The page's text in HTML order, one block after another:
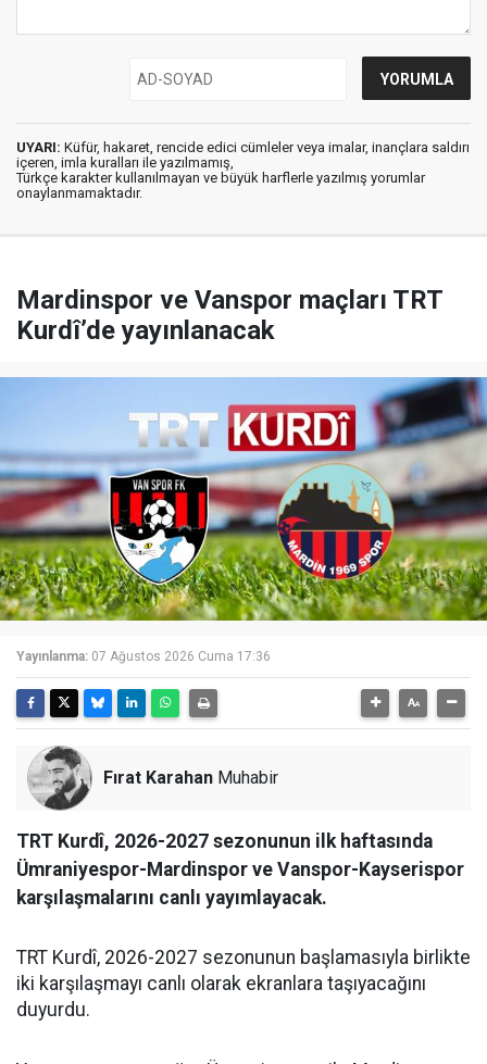
UYARI: Küfür, hakaret, rencide edici cümleler veya imalar, inançlara saldırı
içeren, imla kuralları ile yazılmamış,
Türkçe karakter kullanılmayan ve büyük harflerle yazılmış yorumlar
onaylanmamaktadır.
Mardinspor ve Vanspor maçları TRT
Kurdî’de yayınlanacak
Yayınlanma: 07 Ağustos 2026 Cuma 17:36
Fırat Karahan Muhabir
TRT Kurdî, 2026-2027 sezonunun ilk haftasında
Ümraniyespor-Mardinspor ve Vanspor-Kayserispor
karşılaşmalarını canlı yayımlayacak.
TRT Kurdî, 2026-2027 sezonunun başlamasıyla birlikte
iki karşılaşmayı canlı olarak ekranlara taşıyacağını
duyurdu.